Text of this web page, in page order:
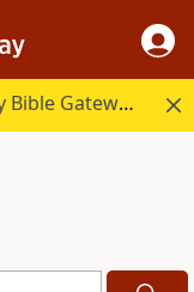
Gateway Plus.